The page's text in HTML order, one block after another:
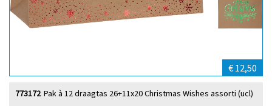
€ 12,50
Pak à 12 draagtas 26+11x20 Christmas Wishes assorti (ucl)
773172